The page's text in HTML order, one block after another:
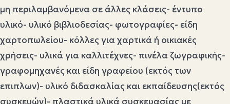
μη περιλαμβανόμενα σε άλλες κλάσεις- έντυπο
υλικό- υλικό βιβλιοδεσίας- φωτογραφίες- είδη
χαρτοπωλείου- κόλλες για χαρτικά ή οικιακές
χρήσεις- υλικά για καλλιτέχνες- πινέλα ζωγραφικής-
γραφομηχανές και είδη γραφείου (εκτός των
επιπλων)- υλικό διδασκαλίας και εκπαίδευσης(εκτός
συσκευών)- πλαστικά υλικά συσκευασίας με